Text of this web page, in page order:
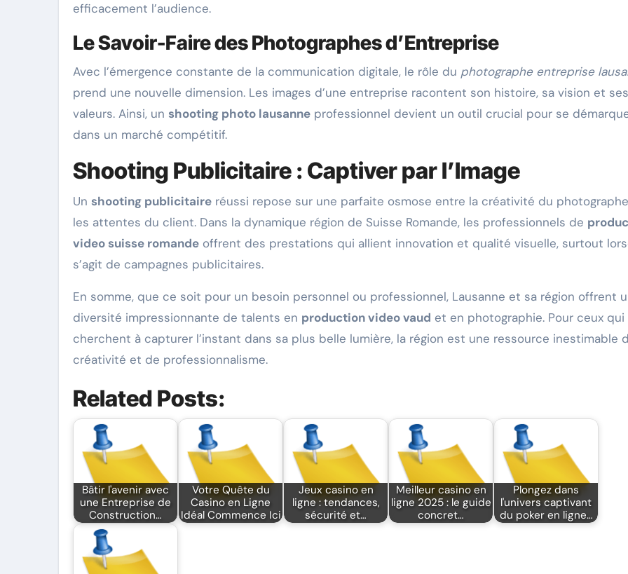
efficacement l’audience.
Le Savoir-Faire des Photographes d’Entreprise
Avec l’émergence constante de la communication digitale, le rôle du photographe entreprise
prend une nouvelle dimension. Les images d’une entreprise racontent son histoire, sa vision et ses
valeurs. Ainsi, un shooting photo lausanne professionnel devient un outil crucial pour se
dans un marché compétitif.
Shooting Publicitaire : Captiver par l’Image
Un shooting publicitaire réussi repose sur une parfaite osmose entre la créativité du
les attentes du client. Dans la dynamique région de Suisse Romande, les professionnels de
video suisse romande offrent des prestations qui allient innovation et qualité visuelle, surtout
s’agit de campagnes publicitaires.
En somme, que ce soit pour un besoin personnel ou professionnel, Lausanne et sa région offrent
diversité impressionnante de talents en production video vaud et en photographie. Pour ceux qui
cherchent à capturer l’instant dans sa plus belle lumière, la région est une ressource inestimable
créativité et de professionnalisme.
Related Posts:
Bâtir l'avenir avec
une Entreprise de
Construction…
Votre Quête du
Casino en Ligne
Idéal Commence Ici
Jeux casino en
ligne : tendances,
sécurité et…
Meilleur casino en
ligne 2025 : le guide
concret…
Plongez dans
l'univers captivant
du poker en ligne…